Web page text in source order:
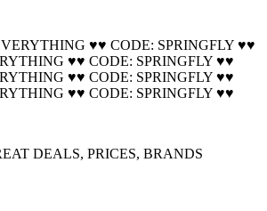
♥♥ CODE: SPRINGFLY ♥♥
♥♥ CODE: SPRINGFLY ♥♥
♥♥ CODE: SPRINGFLY ♥♥
♥♥ CODE: SPRINGFLY ♥♥
DEALS, PRICES, BRANDS